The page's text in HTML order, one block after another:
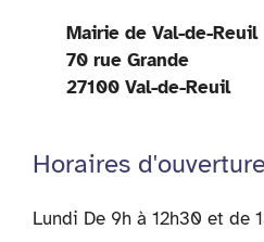
Mairie de Val-de-Reuil
70 rue Grande
27100 Val-de-Reuil
Horaires
Lundi De 9h à 12h30 et de